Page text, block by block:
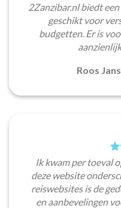
2Zanzibar.nl biedt
geschikt voor
budgetten. Er is
Roos
Ik kwam per toeval
deze website
reiswebsites is de
en aanbevelingen